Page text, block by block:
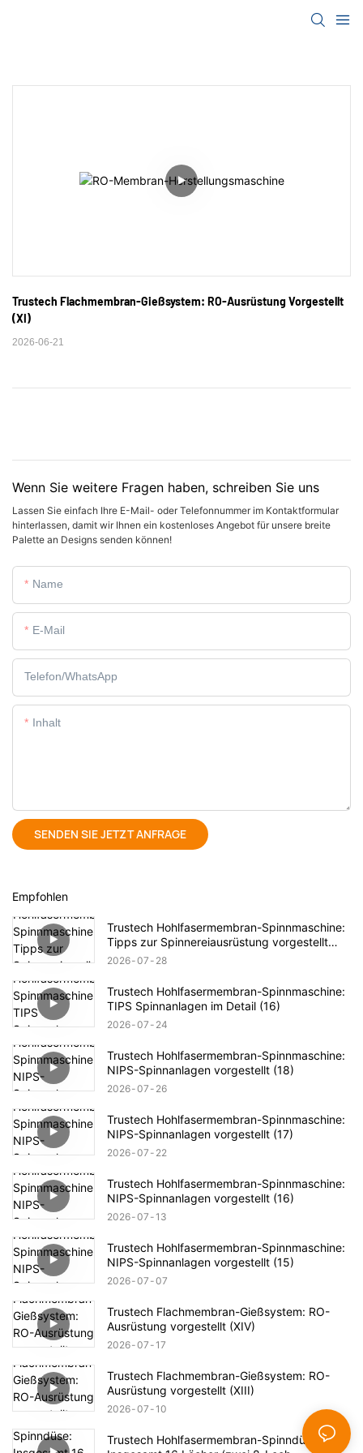
Trustech Flachmembran-Gießsystem: RO-Ausrüstung Vorgestellt
(XI)
2026-06-21
Wenn Sie weitere Fragen haben, schreiben Sie uns
Lassen Sie einfach Ihre E-Mail- oder Telefonnummer im Kontaktformular
hinterlassen, damit wir Ihnen ein kostenloses Angebot für unsere breite
Palette an Designs senden können!
Name
E-Mail
Telefon/WhatsApp
Inhalt
SENDEN SIE JETZT ANFRAGE
Empfohlen
Trustech Hohlfasermembran-Spinnmaschine:
Tipps zur Spinnereiausrüstung vorgestellt
(17)
2026 07 28
Trustech Hohlfasermembran-Spinnmaschine:
TIPS Spinnanlagen im Detail (16)
2026 07 24
Trustech Hohlfasermembran-Spinnmaschine:
NIPS-Spinnanlagen vorgestellt (18)
2026 07 26
Trustech Hohlfasermembran-Spinnmaschine:
NIPS-Spinnanlagen vorgestellt (17)
2026 07 22
Trustech Hohlfasermembran-Spinnmaschine:
NIPS-Spinnanlagen vorgestellt (16)
2026 07 13
Trustech Hohlfasermembran-Spinnmaschine:
NIPS-Spinnanlagen vorgestellt (15)
2026 07 07
Trustech Flachmembran-Gießsystem: RO-
Ausrüstung vorgestellt (XIV)
2026 07 17
Trustech Flachmembran-Gießsystem: RO-
Ausrüstung vorgestellt (XIII)
2026 07 10
Trustech Hohlfasermembran-Spinndüse: